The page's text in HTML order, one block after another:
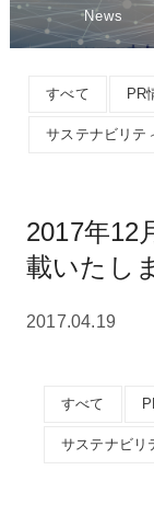
News
すべて PR
サステナビリテ
2017年12
載いたし
2017.04.19
すべて
サステナビリ